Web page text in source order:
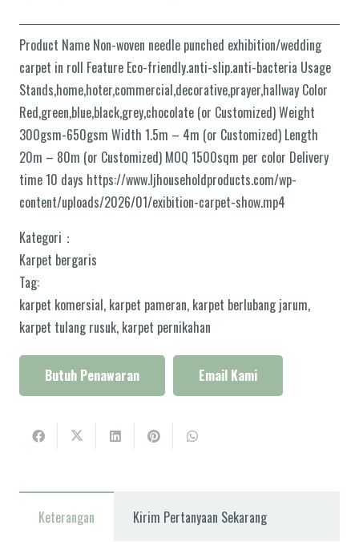
Product Name Non-woven needle punched exhibition/wedding
carpet in roll Feature Eco-friendly.anti-slip.anti-bacteria Usage
Stands,home,hoter,commercial,decorative,prayer,hallway Color
Red,green,blue,black,grey,chocolate (or Customized) Weight
300gsm-650gsm Width 1.5m – 4m (or Customized) Length
20m – 80m (or Customized) MOQ 1500sqm per color Delivery
time 10 days https://www.ljhouseholdproducts.com/wp-
content/uploads/2026/01/exibition-carpet-show.mp4
Kategori：
Karpet bergaris
Tag:
karpet komersial, karpet pameran, karpet berlubang jarum,
karpet tulang rusuk, karpet pernikahan
Butuh Penawaran Email Kami
Keterangan Kirim Pertanyaan Sekarang